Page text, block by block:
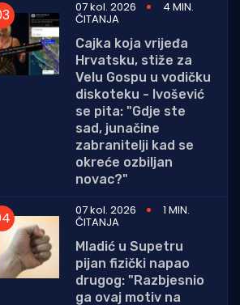
07 kol. 2026 4 MIN.
ČITANJA
Cajka koja vrijeđa
Hrvatsku, stiže za
Velu Gospu u vodičku
diskoteku - Ivošević
se pita: "Gdje ste
sad, junačine
zabranitelji kad se
okreće ozbiljan
novac?"
07 kol. 2026
1 MIN.
ČITANJA
Mladić u Supetru
pijan fizički napao
drugog: "Razbjesnio
ga ovaj motiv na